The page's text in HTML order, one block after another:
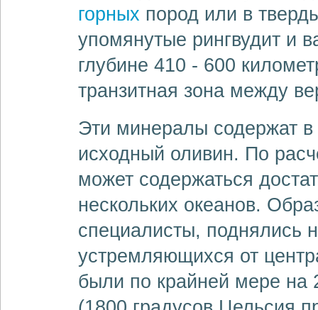
горных пород или в
упомянутые рингвудит и
глубине 410 - 600
транзитная зона между
Эти минералы содержат
исходный оливин. По
может содержаться
нескольких океанов.
специалисты, поднялись
устремляющихся от
были по крайней мере на